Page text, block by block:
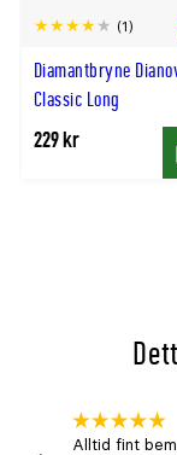
Diamantbryne
Classic Long
(1)
229 kr
Alltid fint